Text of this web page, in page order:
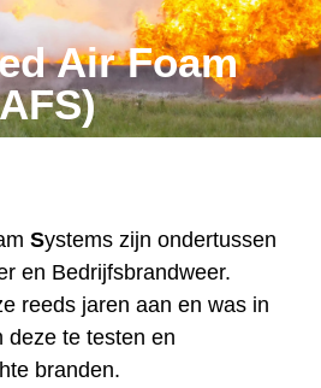
Air Foam
Systems zijn ondertussen
en Bedrijfsbrandweer.
reeds jaren aan en was in
deze te testen en
branden.